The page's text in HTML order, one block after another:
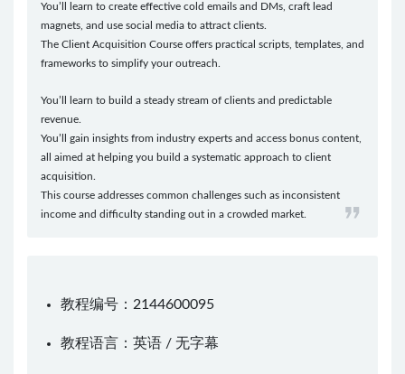
You’ll learn to create effective cold emails and DMs, craft lead
magnets, and use social media to attract clients.
The Client Acquisition Course offers practical scripts, templates, and
frameworks to simplify your outreach.
You’ll learn to build a steady stream of clients and predictable
revenue.
You’ll gain insights from industry experts and access bonus content,
all aimed at helping you build a systematic approach to client
acquisition.
This course addresses common challenges such as inconsistent
income and difficulty standing out in a crowded market.
教程编号：2144600095
教程语言：英语 / 无字幕